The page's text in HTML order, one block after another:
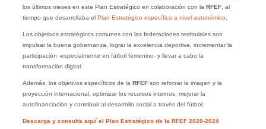
los últimos meses en este Plan Estratégico en colaboración con la RFEF, al
tiempo que desarrollaba el Plan Estratégico específico a nivel autonómico.
Los objetivos estratégicos comunes con las federaciones territoriales son
impulsar la buena gobernanza, lograr la excelencia deportiva, incrementar la
participación -especialmente en fútbol femenino- y llevar a cabo la
transformación digital.
Además, los objetivos específicos de la RFEFson reforzar la imagen y la
proyección internacional, optimizar los recursos internos, mejorar la
autofinanciación y contribuir al desarrollo social a través del fútbol.
Descarga y consulta aquí el Plan Estratégico de la RFEF 2020-2024